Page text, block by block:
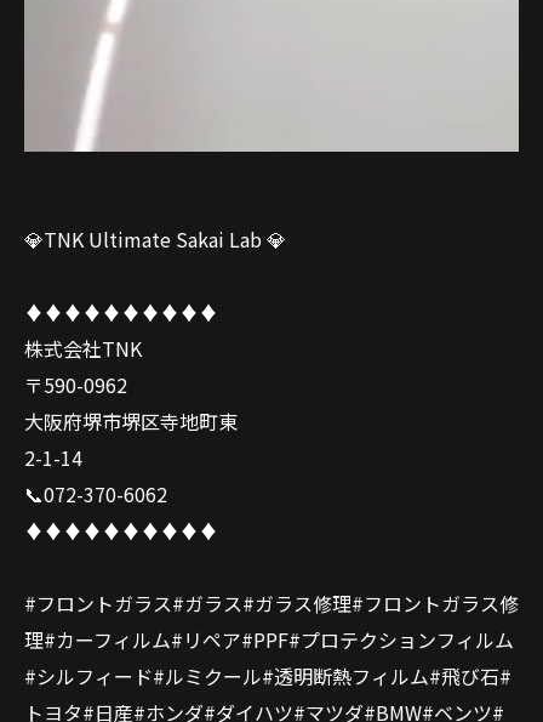
💎TNK Ultimate Sakai Lab 💎
♦️♦️♦️♦️♦️♦️♦️♦️♦️♦️
株式会社TNK
〒590-0962
大阪府堺市堺区寺地町東
2-1-14
📞072-370-6062
♦️♦️♦️♦️♦️♦️♦️♦️♦️♦️
#フロントガラス#ガラス#ガラス修理#フロントガラス修
理#カーフィルム#リペア#PPF#プロテクションフィルム
#シルフィード#ルミクール#透明断熱フィルム#飛び石#
トヨタ#日産#ホンダ#ダイハツ#マツダ#BMW#ベンツ#